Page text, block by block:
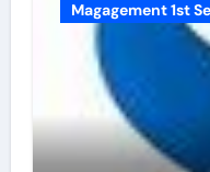
Magagement 1st